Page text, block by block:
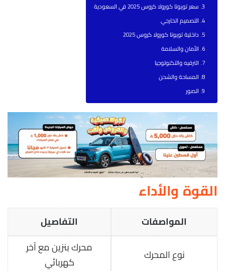
سعر تويوتا كورولا كروس 2025 في السعودية
التصميم الخارجي
داخلية تويوتا كورولا كروس 2025
الأمان والسلامة
الترفيه والتكنولوجيا
المساحة والشحن
الصور
القوة والأداء
المواصفات التفاصيل
نوع المحرك
محرك بنزين مع آخر
كهربائي